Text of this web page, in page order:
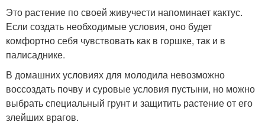
Это растение по своей живучести напоминает кактус.
Если создать необходимые условия, оно будет
комфортно себя чувствовать как в горшке, так и в
палисаднике.
В домашних условиях для молодила невозможно
воссоздать почву и суровые условия пустыни, но можно
выбрать специальный грунт и защитить растение от его
злейших врагов.